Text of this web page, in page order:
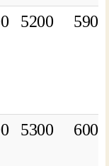
5200 5900
5300 6000